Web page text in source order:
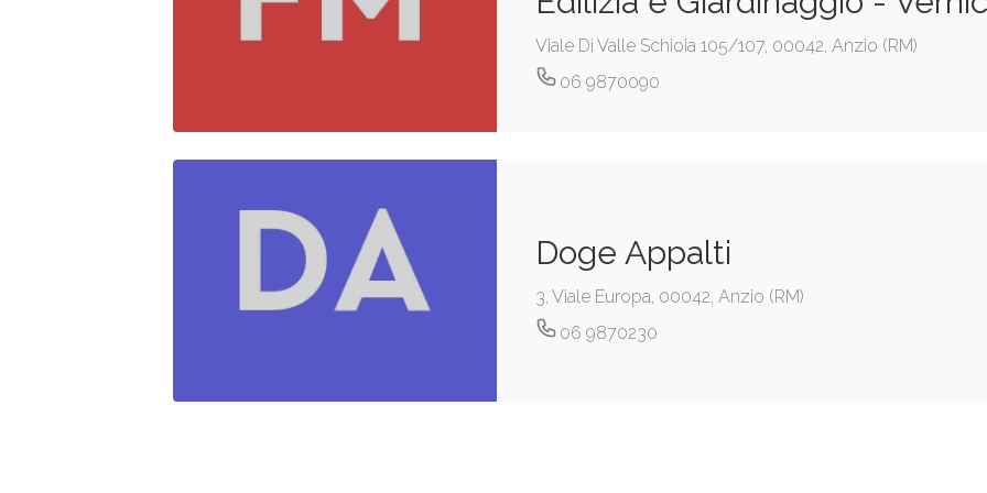
Viale Di Valle Schioia 105/107, 00042, Anzio (RM)
06 9870090
Doge Appalti
3, Viale Europa, 00042, Anzio (RM)
06 9870230